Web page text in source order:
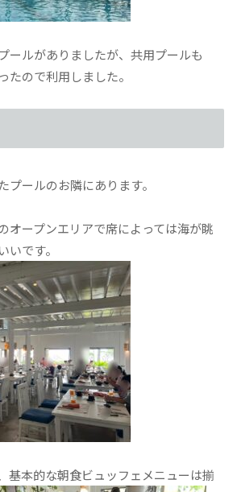
ールがありましたが、共用プールも
たので利用しました。
プールのお隣にあります。
オープンエリアで席によっては海が眺
いです。
基本的な朝食ビュッフェメニューは揃